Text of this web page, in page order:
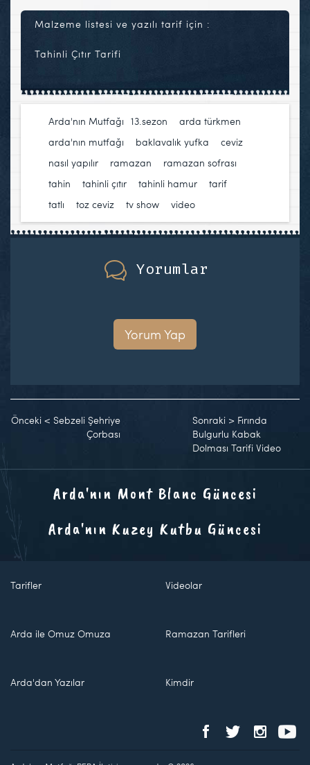
Malzeme listesi ve yazılı tarif için :
Tahinli Çıtır Tarifi
Arda'nın Mutfağı 13.sezon arda türkmen
arda'nın mutfağı
baklavalık yufka ceviz
nasıl yapılır
ramazan ramazan sofrası
tahin
tahinli çıtır tahinli hamur tarif
tatlı
toz ceviz tv show video
Yorumlar
Yorum Yap
Önceki < Sebzeli Şehriye
Çorbası
Sonraki > Fırında
Bulgurlu Kabak
Dolması Tarifi Video
Arda'nın Mont Blanc Güncesi
Arda'nın Kuzey Kutbu Güncesi
Tarifler Videolar
Arda ile Omuz Omuza Ramazan Tarifleri
Arda'dan Yazılar Kimdir